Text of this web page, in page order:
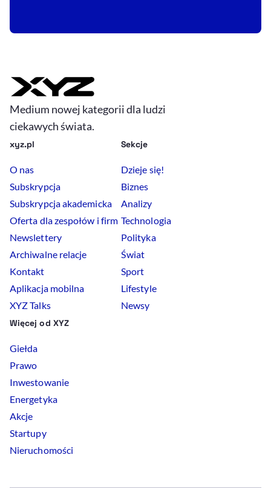
Medium nowej kategorii dla ludzi
ciekawych świata.
xyz.pl
O nas
Subskrypcja
Subskrypcja akademicka
Oferta dla zespołów i firm
Newslettery
Archiwalne relacje
Kontakt
Aplikacja mobilna
XYZ Talks
Sekcje
Dzieje się!
Biznes
Analizy
Technologia
Polityka
Świat
Sport
Lifestyle
Newsy
Więcej od XYZ
Giełda
Prawo
Inwestowanie
Energetyka
Akcje
Startupy
Nieruchomości